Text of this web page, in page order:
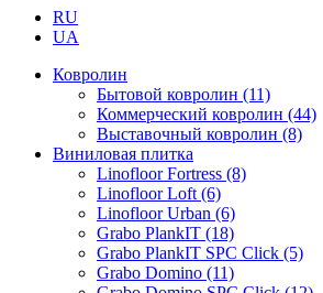
RU
UA
Ковролин
Бытовой ковролин (11)
Коммерческий ковролин (44)
Выставочный ковролин (8)
Виниловая плитка
Linofloor Fortress (8)
Linofloor Loft (6)
Linofloor Urban (6)
Grabo PlankIT (18)
Grabo PlankIT SPC Click (5)
Grabo Domino (11)